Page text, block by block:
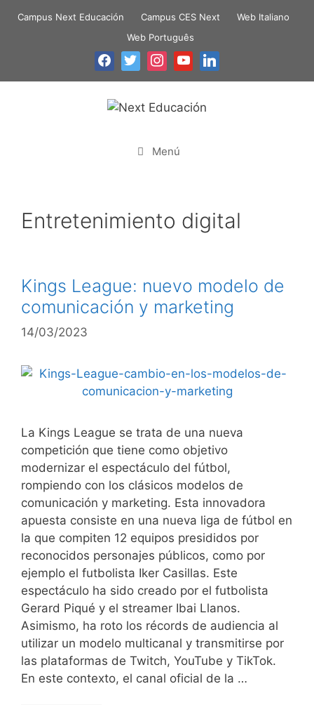
Campus Next Educación Campus CES Next
Web Italiano
Web Português
Menú
Entretenimiento digital
Kings League: nuevo modelo de
comunicación y marketing
14/03/2023
La Kings League se trata de una nueva
competición que tiene como objetivo
modernizar el espectáculo del fútbol,
rompiendo con los clásicos modelos de
comunicación y marketing. Esta innovadora
apuesta consiste en una nueva liga de fútbol en
la que compiten 12 equipos presididos por
reconocidos personajes públicos, como por
ejemplo el futbolista Iker Casillas. Este
espectáculo ha sido creado por el futbolista
Gerard Piqué y el streamer Ibai Llanos.
Asimismo, ha roto los récords de audiencia al
utilizar un modelo multicanal y transmitirse por
las plataformas de Twitch, YouTube y TikTok.
En este contexto, el canal oficial de la …